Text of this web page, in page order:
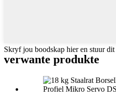
Skryf jou boodskap hier en stuur
verwante produkte